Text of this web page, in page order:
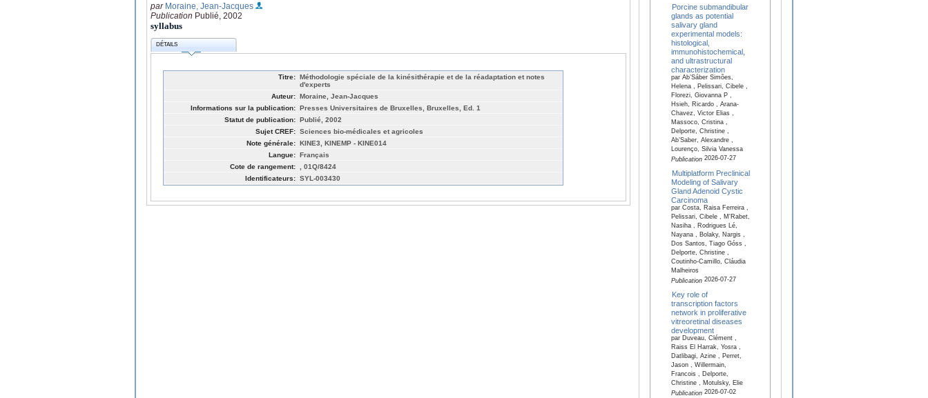
par Moraine, Jean-Jacques
Publication Publié, 2002
syllabus
DÉTAILS
Titre: Méthodologie spéciale de la kinésithérapie et de la réadaptation et notes
d'experts
Auteur: Moraine, Jean-Jacques
Informations sur la publication: Presses Universitaires de Bruxelles, Bruxelles, Ed. 1
Statut de publication: Publié, 2002
Sujet CREF: Sciences bio-médicales et agricoles
Note générale: KINE3, KINEMP - KINE014
Langue: Français
Cote de rangement:
, 01Q/8424
Identificateurs: SYL-003430
Porcine submandibular
glands as potential
salivary gland
experimental models:
histological,
immunohistochemical,
and ultrastructural
characterization
par Ab’Sáber Simões,
Helena , Pelissari, Cibele ,
Florezi, Giovanna P ,
Hsieh, Ricardo , Arana-
Chavez, Victor Elias ,
Massoco, Cristina ,
Delporte, Christine ,
Ab’Saber, Alexandre ,
Lourenço, Silvia Vanessa
Publication2026-07-27
Multiplatform Preclinical
Modeling of Salivary
Gland Adenoid Cystic
Carcinoma
par Costa, Raisa Ferreira ,
Pelissari, Cibele , M'Rabet,
Nasiha , Rodrigues Lé,
Nayana , Bolaky, Nargis ,
Dos Santos, Tiago Góss ,
Delporte, Christine ,
Coutinho-Camillo, Cláudia
Malheiros
Publication2026-07-27
Key role of
transcription factors
network in proliferative
vitreoretinal diseases
development
par Duveau, Clément ,
Raiss El Harrak, Yosra ,
Datlibagi, Azine , Perret,
Jason , Willermain,
Francois , Delporte,
Christine , Motulsky, Elie
Publication2026-07-02